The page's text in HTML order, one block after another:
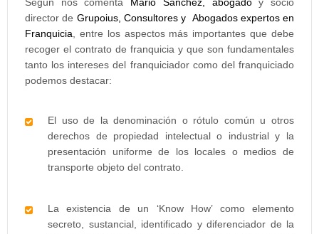
director de Grupoius, Consultores y Abogados expertos en
Franquicia , entre los aspectos más importantes que debe
recoger el contrato de franquicia y que son fundamentales
tanto los intereses del franquiciador como del franquiciado
podemos destacar:
El uso de la denominación o rótulo común u otros
derechos de propiedad intelectual o industrial y la
presentación uniforme de los locales o medios de
transporte objeto del contrato.
La existencia de un ‘Know How’ como elemento
secreto, sustancial, identificado y diferenciador de la